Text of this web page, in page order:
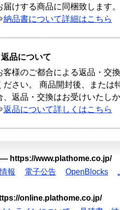
届けする商品に同梱致します。
納品書について詳細はこちら
返品について
客様のご都合による返品・交
ださい。 商品開封後、または
、返品・交換はお受けいたし
返品について詳しくはこちら
— https://www.plathome.co.jp/
報 電子公告 OpenBlocks
online.plathome.co.jp/